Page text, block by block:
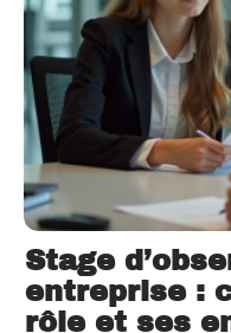
Stage
entreprise :
rôle et ses